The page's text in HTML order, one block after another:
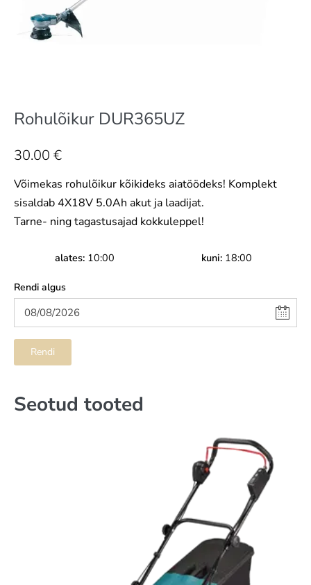
Rohulõikur DUR365UZ
30.00 €
Võimekas rohulõikur kõikideks aiatöödeks! Komplekt
sisaldab 4X18V 5.0Ah akut ja laadijat.
Tarne- ning tagastusajad kokkuleppel!
alates 10:00 kuni 18:00
Rendi algus
Rendi
Seotud tooted